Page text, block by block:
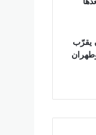
يقرّب